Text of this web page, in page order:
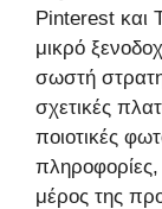
Pinterest και
μικρό
σωστή
σχετικές
ποιοτικές
μέρος της